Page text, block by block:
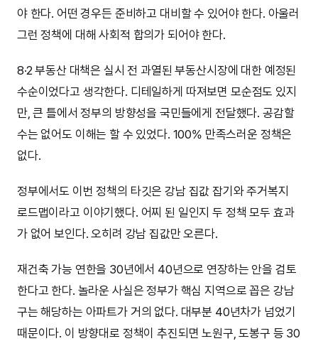
야 한다. 어떤 경우든 준비하고 대비할 수 있어야 한다. 아울러
그런 정책에 대해 사회적 합의가 되어야 한다.
8·2 부동산 대책은 실시 전 과열된 부동산시장에 대한 예정된
수순이었다고 생각한다. 디테일하게 따져보면 모순점도 있지
만, 큰 틀에서 정부의 방향성을 국민들에게 전달했다. 공감할
수는 없어도 이해는 할 수 있었다. 100% 만족스러운 정책은
없다.
정부에서도 이번 정책의 타깃은 강남 집값 잡기와 주거복지
로드맵이라고 이야기했다. 어찌 된 일인지 두 정책 모두 효과
가 없어 보인다. 오히려 강남 집값만 오른다.
재건축 가능 연한을 30년에서 40년으로 연장하는 안을 검토
한다고 한다. 놀라운 사실은 정부가 핵심 지역으로 꼽은 강남
구는 해당하는 아파트가 거의 없다. 대부분 40년차가 넘었기
때문이다. 이 방향대로 정책이 추진되면 노원구, 도봉구 등 30